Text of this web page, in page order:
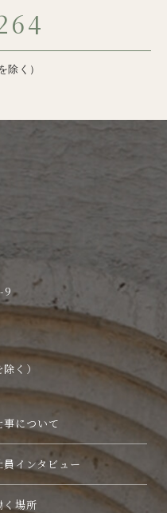
除く）
9
く）
事について
員インタビュー
く場所